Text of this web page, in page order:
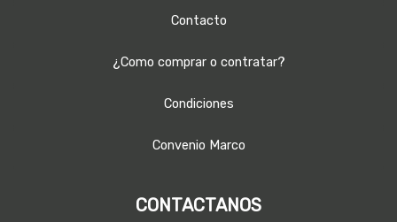
Contacto
¿Como comprar o contratar?
Condiciones
Convenio Marco
CONTACTANOS